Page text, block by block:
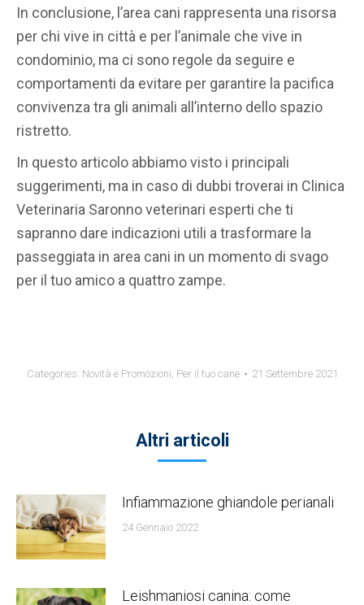
In conclusione, l’area cani rappresenta una risorsa
per chi vive in città e per l’animale che vive in
condominio, ma ci sono regole da seguire e
comportamenti da evitare per garantire la pacifica
convivenza tra gli animali all’interno dello spazio
ristretto.
In questo articolo abbiamo visto i principali
suggerimenti, ma in caso di dubbi troverai in Clinica
Veterinaria Saronno veterinari esperti che ti
sapranno dare indicazioni utili a trasformare la
passeggiata in area cani in un momento di svago
per il tuo amico a quattro zampe.
Categories: Novità e Promozioni, Per il tuo cane 21 Settembre 2021
Altri articoli
Infiammazione ghiandole perianali
24 Gennaio 2022
Leishmaniosi canina: come